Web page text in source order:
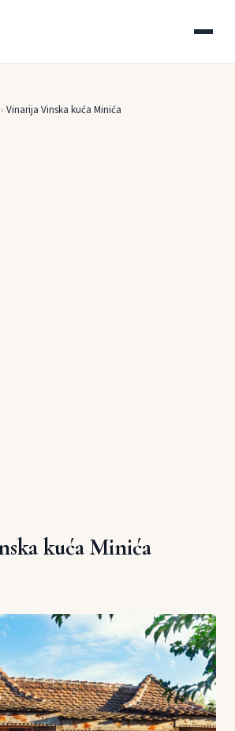
› Vinarija Vinska kuća Minića
kuća Minića